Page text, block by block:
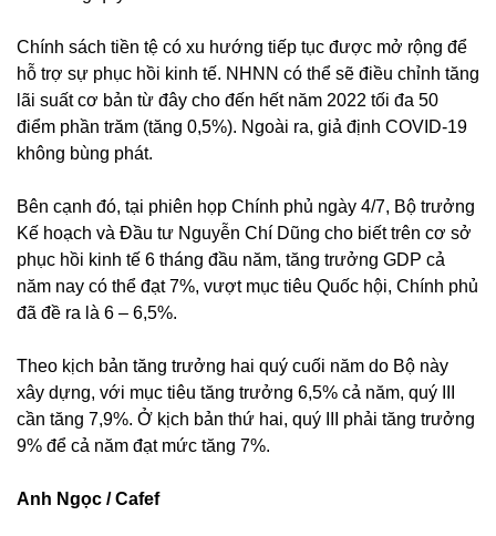
Chính sách tiền tệ có xu hướng tiếp tục được mở rộng để
hỗ trợ sự phục hồi kinh tế. NHNN có thể sẽ điều chỉnh tăng
lãi suất cơ bản từ đây cho đến hết năm 2022 tối đa 50
điểm phần trăm (tăng 0,5%). Ngoài ra, giả định COVID-19
không bùng phát.
Bên cạnh đó, tại phiên họp Chính phủ ngày 4/7, Bộ trưởng
Kế hoạch và Đầu tư Nguyễn Chí Dũng cho biết trên cơ sở
phục hồi kinh tế 6 tháng đầu năm, tăng trưởng GDP cả
năm nay có thể đạt 7%, vượt mục tiêu Quốc hội, Chính phủ
đã đề ra là 6 – 6,5%.
Theo kịch bản tăng trưởng hai quý cuối năm do Bộ này
xây dựng, với mục tiêu tăng trưởng 6,5% cả năm, quý III
cần tăng 7,9%. Ở kịch bản thứ hai, quý III phải tăng trưởng
9% để cả năm đạt mức tăng 7%.
Anh Ngọc / Cafef